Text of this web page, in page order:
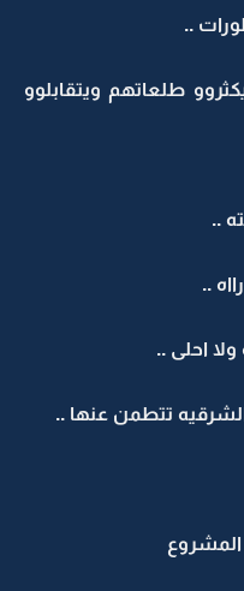
..
طلعاتهم ويتقابلوو
..
..
احلى ..
تتطمن عنها ..
المشروع